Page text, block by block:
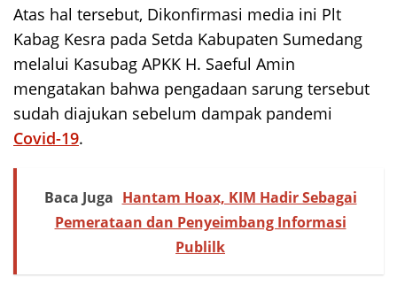
Atas hal tersebut, Dikonfirmasi media ini Plt
Kabag Kesra pada Setda Kabupaten Sumedang
melalui Kasubag APKK H. Saeful Amin
mengatakan bahwa pengadaan sarung tersebut
sudah diajukan sebelum dampak pandemi
Covid-19.
Baca Juga Hantam Hoax, KIM Hadir Sebagai
Pemerataan dan Penyeimbang Informasi
Publilk